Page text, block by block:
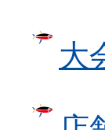
大